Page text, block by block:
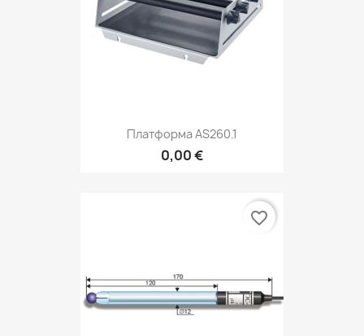
Платформа AS260.1
0,00 €
favorite_border